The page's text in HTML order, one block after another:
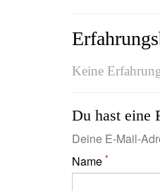
Keine
Du hast eine
Deine E-Mail-
Name *